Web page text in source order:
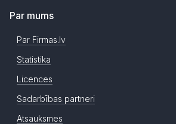
Par mums
Par Firmas.lv
Statistika
Licences
Sadarbības partneri
Atsauksmes